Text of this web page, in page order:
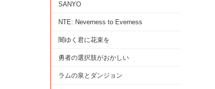
SANYO
NTE: Neverness to Everness
闇ゆく君に花束を
勇者の選択肢がおかしい
ラムの泉とダンジョン